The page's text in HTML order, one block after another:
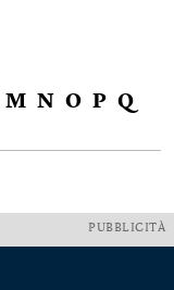
M N O P Q
PUBBLICITÀ